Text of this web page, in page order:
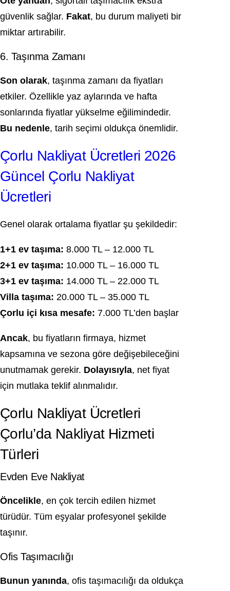
güvenlik sağlar. Fakat, bu durum maliyeti bir
miktar artırabilir.
6. Taşınma Zamanı
Son olarak, taşınma zamanı da fiyatları
etkiler. Özellikle yaz aylarında ve hafta
sonlarında fiyatlar yükselme eğilimindedir.
Bu nedenle, tarih seçimi oldukça önemlidir.
Çorlu Nakliyat Ücretleri 2026
Güncel Çorlu Nakliyat
Ücretleri
Genel olarak ortalama fiyatlar şu şekildedir:
1+1 ev taşıma: 8.000 TL – 12.000 TL
2+1 ev taşıma: 10.000 TL – 16.000 TL
3+1 ev taşıma: 14.000 TL – 22.000 TL
Villa taşıma: 20.000 TL – 35.000 TL
Çorlu içi kısa mesafe: 7.000 TL’den başlar
Ancak, bu fiyatların firmaya, hizmet
kapsamına ve sezona göre değişebileceğini
unutmamak gerekir. Dolayısıyla, net fiyat
için mutlaka teklif alınmalıdır.
Çorlu Nakliyat Ücretleri
Çorlu’da Nakliyat Hizmeti
Türleri
Evden Eve Nakliyat
Öncelikle, en çok tercih edilen hizmet
türüdür. Tüm eşyalar profesyonel şekilde
taşınır.
Ofis Taşımacılığı
Bunun yanında, ofis taşımacılığı da oldukça